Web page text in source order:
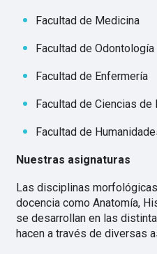
Facultad de Medicina
Facultad de Odontología
Facultad de Enfermería
Facultad de Ciencias de
Facultad de
Nuestras asignaturas
Las disciplinas
docencia como Anatomía,
se desarrollan en las
hacen a través de diversas